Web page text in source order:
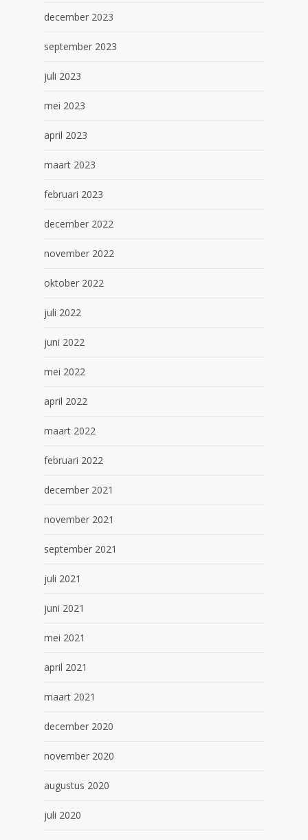
december 2023
september 2023
juli 2023
mei 2023
april 2023
maart 2023
februari 2023
december 2022
november 2022
oktober 2022
juli 2022
juni 2022
mei 2022
april 2022
maart 2022
februari 2022
december 2021
november 2021
september 2021
juli 2021
juni 2021
mei 2021
april 2021
maart 2021
december 2020
november 2020
augustus 2020
juli 2020